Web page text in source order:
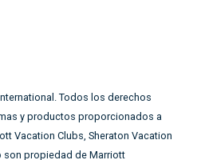
Todos los derechos
y productos proporcionados a
Vacation Clubs, Sheraton Vacation
son propiedad de Marriott